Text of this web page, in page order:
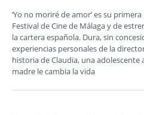
‘Yo no moriré de amor’ es su
Festival de Cine de Málaga y de
la cartera española. Dura, sin
experiencias personales de la
historia de Claudia, una adolescente
madre le cambia la vida